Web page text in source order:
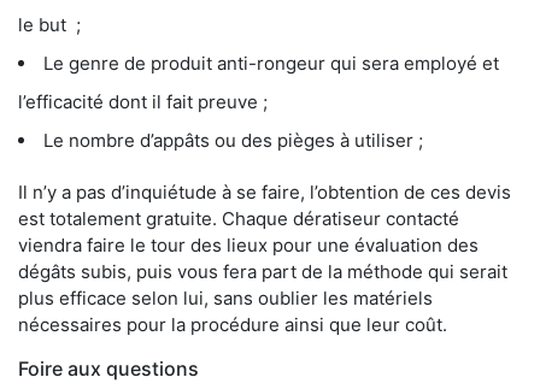
le but ;
Le genre de produit anti-rongeur qui sera employé et
l’efficacité dont il fait preuve ;
Le nombre d’appâts ou des pièges à utiliser ;
Il n’y a pas d’inquiétude à se faire, l’obtention de ces devis
est totalement gratuite. Chaque dératiseur contacté
viendra faire le tour des lieux pour une évaluation des
dégâts subis, puis vous fera part de la méthode qui serait
plus efficace selon lui, sans oublier les matériels
nécessaires pour la procédure ainsi que leur coût.
Foire aux questions